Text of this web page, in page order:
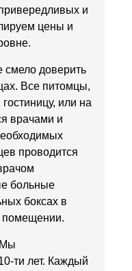
и
цены и
смело доверить
Все питомцы,
или на
врачами и
проводится
больные
боксах в
помещении.
Мы
ти лет. Каждый